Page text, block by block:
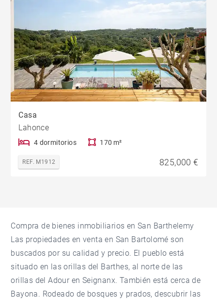
Casa
Lahonce
4 dormitorios 170 m²
REF. M1912 825,000 €
Compra de bienes inmobiliarios en San Barthelemy
Las propiedades en venta en San Bartolomé son
buscados por su calidad y precio. El pueblo está
situado en las orillas del Barthes, al norte de las
orillas del Adour en Seignanx. También está cerca de
Bayona. Rodeado de bosques y prados, descubrir las